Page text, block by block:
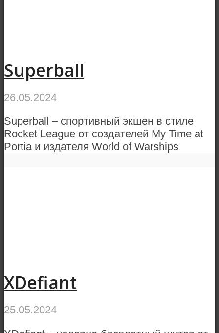
Superball
26.05.2024
Superball – спортивный экшен в стиле
Rocket League от создателей My Time at
Portia и издателя World of Warships
XDefiant
25.05.2024